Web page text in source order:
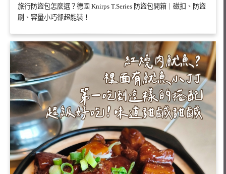
旅行防盜包怎麼選？德國 Knirps T.Series 防盜包開箱｜磁扣、防盜
刷、容量小巧卻超能裝！